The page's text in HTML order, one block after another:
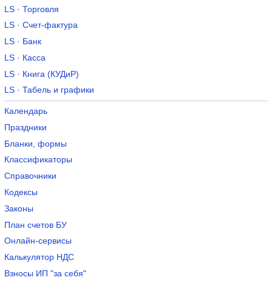
LS · Торговля
LS · Счет-фактура
LS · Банк
LS · Касса
LS · Книга (КУДиР)
LS · Табель и графики
Календарь
Праздники
Бланки, формы
Классификаторы
Справочники
Кодексы
Законы
План счетов БУ
Онлайн-сервисы
Калькулятор НДС
Взносы ИП "за себя"